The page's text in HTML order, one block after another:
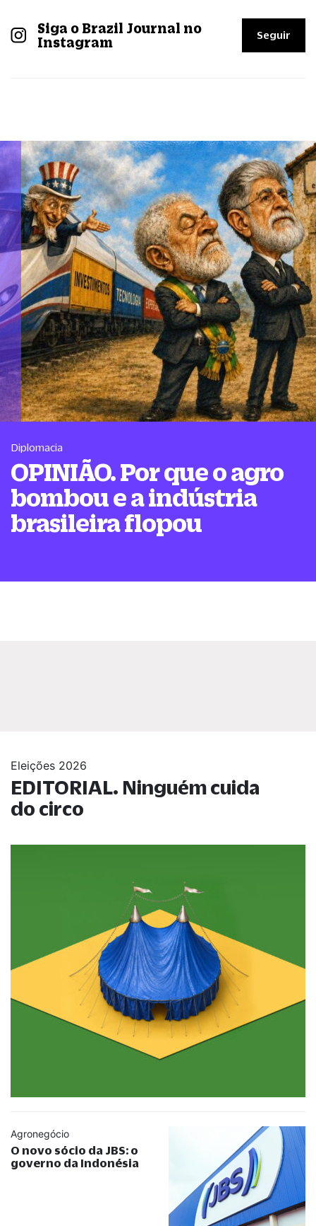
Siga o Brazil Journal no
Instagram
Seguir
Diplomacia
OPINIÃO. Por que o agro
bombou e a indústria
brasileira flopou
Eleições 2026
EDITORIAL. Ninguém cuida
do circo
Agronegócio
O novo sócio da JBS: o
governo da Indonésia